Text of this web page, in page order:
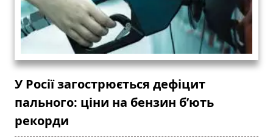
У Росії загострюється дефіцит
пального: ціни на бензин б’ють
рекорди